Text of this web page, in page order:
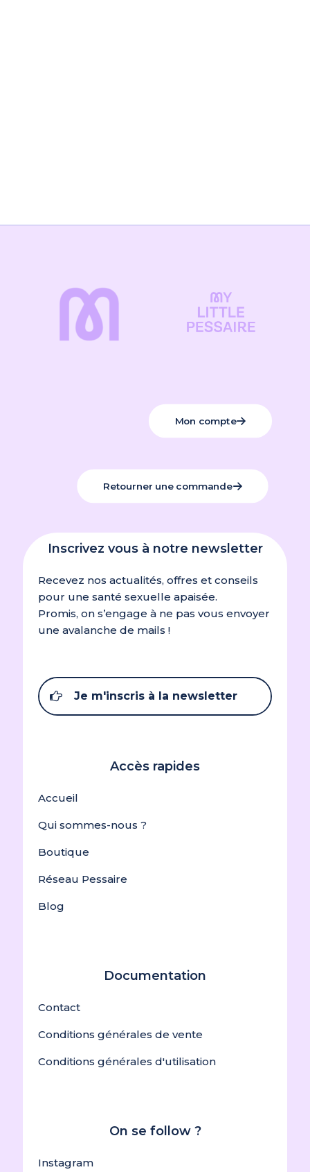
Mon compte
Retourner une commande
Inscrivez vous à notre newsletter
Recevez nos actualités, offres et conseils
pour une santé sexuelle apaisée.
Promis, on s’engage à ne pas vous envoyer
une avalanche de mails !
Je m'inscris à la newsletter
Accès rapides
Accueil
Qui sommes-nous ?
Boutique
Réseau Pessaire
Blog
Documentation
Contact
Conditions générales de vente
Conditions générales d'utilisation
On se follow ?
Instagram